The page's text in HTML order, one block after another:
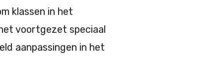
klassen in het
voortgezet speciaal
aanpassingen in het